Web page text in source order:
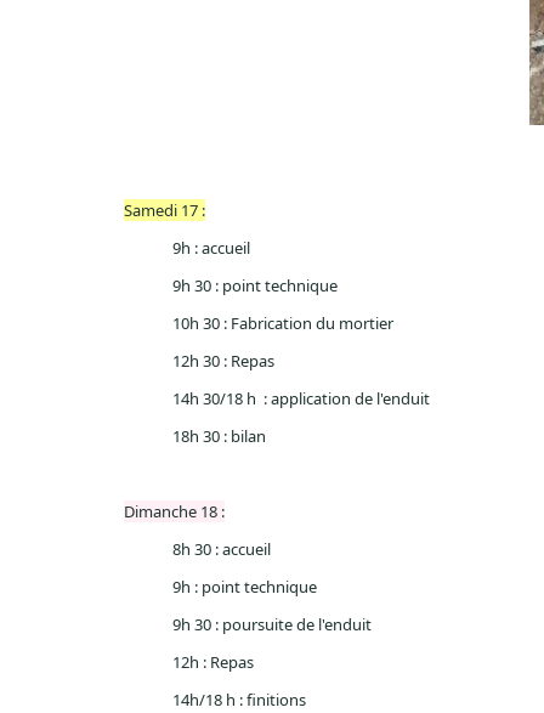
Samedi 17 :
9h : accueil
9h 30 : point technique
10h 30 : Fabrication du mortier
12h 30 : Repas
14h 30/18 h : application de l'enduit
18h 30 : bilan
Dimanche 18 :
8h 30 : accueil
9h : point technique
9h 30 : poursuite de l'enduit
12h : Repas
14h/18 h : finitions